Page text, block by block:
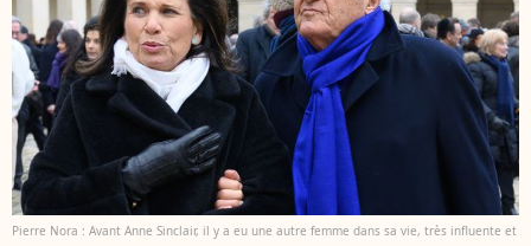
Pierre Nora : Avant Anne Sinclair, il y a eu une autre femme dans sa vie, très influente et